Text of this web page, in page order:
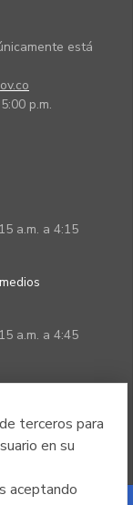
terceros para
en su
aceptando
está
p.m.
a.m. a 4:15
a.m. a 4:45